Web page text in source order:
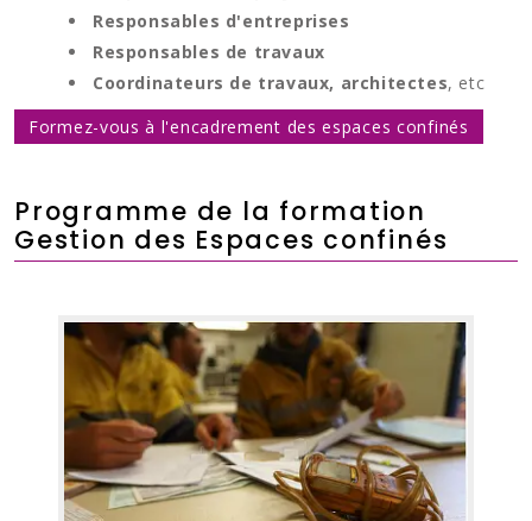
Responsables d'entreprises
Responsables de travaux
Coordinateurs de travaux, architectes, etc
Formez-vous à l'encadrement des espaces confinés
Programme de la formation
Gestion des Espaces confinés